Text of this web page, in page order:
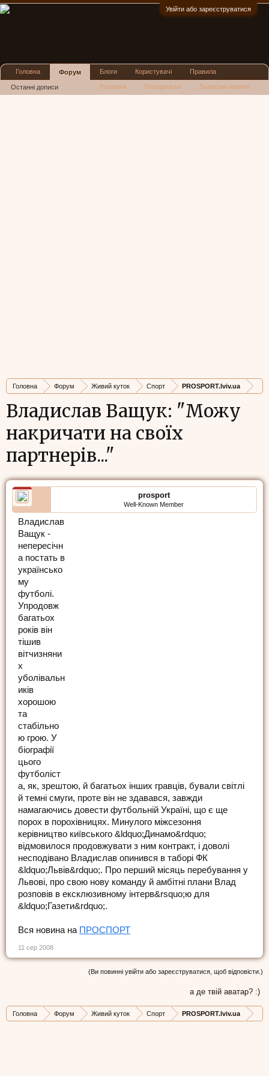
Увійти або зареєструватися
Головна Форум Живий куток Спорт PROSPORT.lviv.ua
Владислав Ващук: "Можу
накричати на своїх
партнерів..."
prosport
Well-Known Member
Владислав
Ващук -
непересічн
а постать в
українсько
му
футболі.
Упродовж
багатьох
років він
тішив
вітчизняни
х
уболівальн
иків
хорошою
та
стабільно
ю грою. У
біографії
цього
футболіст
а, як, зрештою, й багатьох інших гравців, бували світлі
й темні смуги, проте він не здавався, завжди
намагаючись довести футбольній Україні, що є ще
порох в порохівницях. Минулого міжсезоння
керівництво київського &ldquo;Динамо&rdquo;
відмовилося продовжувати з ним контракт, і доволі
несподівано Владислав опинився в таборі ФК
&ldquo;Львів&rdquo;. Про перший місяць перебування у
Львові, про свою нову команду й амбітні плани Влад
розповів в ексклюзивному інтерв&rsquo;ю для
&ldquo;Газети&rdquo;.
Вся новина на ПРОСПОРТ
11 сер 2008
(Ви повинні увійти або зареєструватися, щоб відповісти.)
а де твій аватар? :)
Головна Форум Живий куток Спорт PROSPORT.lviv.ua
Головна Форум
Останні дописи
Блоги Користувачі Правила
Реклама Посиденьки Львівські новини